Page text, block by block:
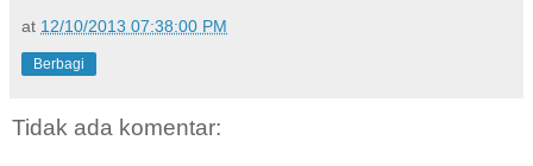
at 12/10/2013 07:38:00 PM
Berbagi
Tidak ada komentar: